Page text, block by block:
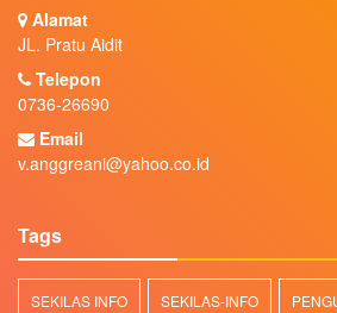
Alamat
JL. Pratu Aidit
Telepon
0736-26690
Email
v.anggreani@yahoo.co.id
Tags
SEKILAS INFO SEKILAS-INFO